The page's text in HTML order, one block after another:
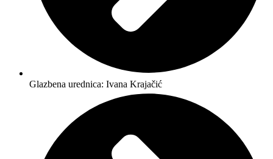
Glazbena urednica: Ivana Krajačić